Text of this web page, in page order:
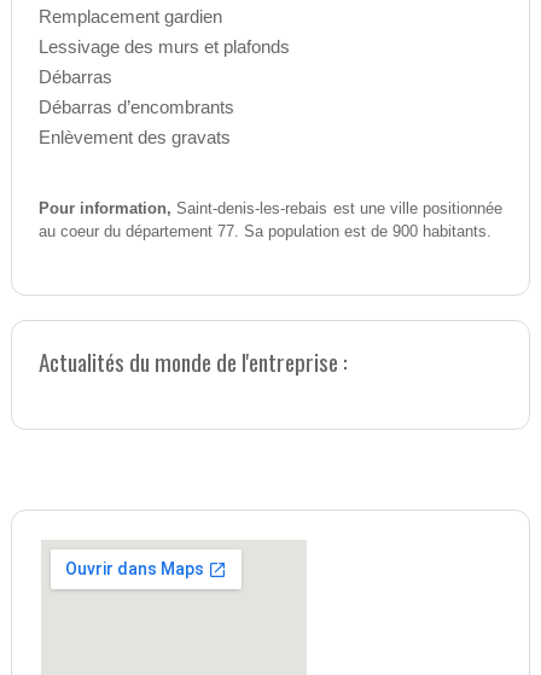
Remplacement gardien
Lessivage des murs et plafonds
Débarras
Débarras d’encombrants
Enlèvement des gravats
Pour information, Saint-denis-les-rebais est une ville positionnée
au coeur du département 77. Sa population est de 900 habitants.
Actualités du monde de l'entreprise :